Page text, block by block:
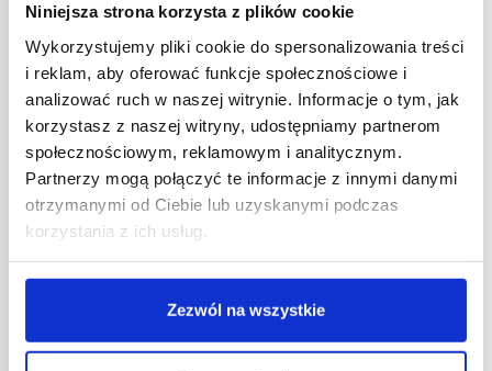
Niniejsza strona korzysta z plików cookie
Wykorzystujemy pliki cookie do spersonalizowania treści
i reklam, aby oferować funkcje społecznościowe i
analizować ruch w naszej witrynie. Informacje o tym, jak
korzystasz z naszej witryny, udostępniamy partnerom
społecznościowym, reklamowym i analitycznym.
Partnerzy mogą połączyć te informacje z innymi danymi
otrzymanymi od Ciebie lub uzyskanymi podczas
korzystania z ich usług.
Zezwól na wszystkie
Designer Outlet Gdańsk
Guess
ROS
Retail Outlet Shopping